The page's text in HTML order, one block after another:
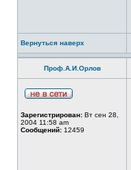
Вернуться наверх
Проф.А.И.Орлов
Зарегистрирован: Вт сен 28,
2004 11:58 am
Сообщений: 12459